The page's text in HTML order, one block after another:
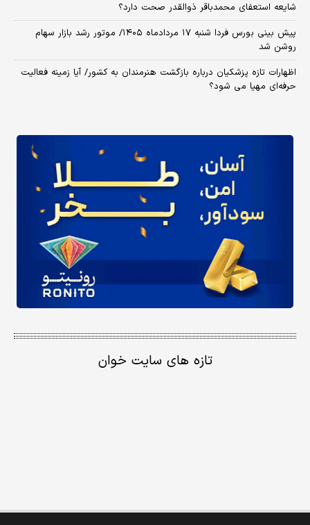
شایعه استعفای محمدباقر ذوالقدر صحت دارد؟
پیش بینی بورس فردا شنبه ۱۷ مردادماه ۱۴۰۵/ موتور رشد بازار سهام
روشن شد
اظهارات تازه پزشکیان درباره بازگشت هنرمندان به کشور/ آیا زمینه فعالیت
حرفه‌ای مهیا می شود؟
تازه های سایت خوان